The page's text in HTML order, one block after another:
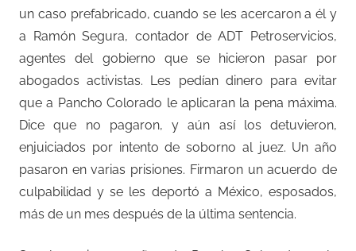
un caso prefabricado, cuando se les acercaron a él y
a Ramón Segura, contador de ADT Petroservicios,
agentes del gobierno que se hicieron pasar por
abogados activistas. Les pedían dinero para evitar
que a Pancho Colorado le aplicaran la pena máxima.
Dice que no pagaron, y aún así los detuvieron,
enjuiciados por intento de soborno al juez. Un año
pasaron en varias prisiones. Firmaron un acuerdo de
culpabilidad y se les deportó a México, esposados,
más de un mes después de la última sentencia.